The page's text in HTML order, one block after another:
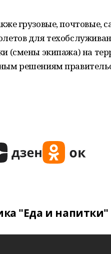
грузовые, почтовые,
для
(смены экипажа) на
решениям
"Еда и напитки"